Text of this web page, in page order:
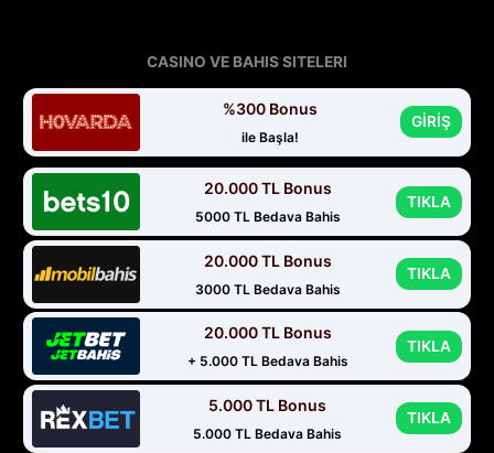
CASINO VE BAHIS SITELERI
%300 Bonus
ile Başla!
GİRİŞ
20.000 TL Bonus
5000 TL Bedava Bahis
TIKLA
20.000 TL Bonus
3000 TL Bedava Bahis
TIKLA
20.000 TL Bonus
+ 5.000 TL Bedava Bahis
TIKLA
5.000 TL Bonus
5.000 TL Bedava Bahis
TIKLA